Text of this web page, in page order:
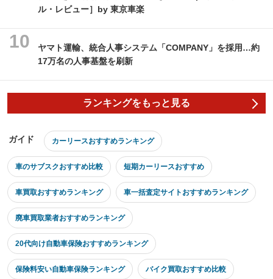
ル・レビュー］by 東京車楽
ヤマト運輸、統合人事システム「COMPANY」を採用…約
17万名の人事基盤を刷新
ランキングをもっと見る
ガイド カーリースおすすめランキング
車のサブスクおすすめ比較 短期カーリースおすすめ
車買取おすすめランキング 車一括査定サイトおすすめランキング
廃車買取業者おすすめランキング
20代向け自動車保険おすすめランキング
保険料安い自動車保険ランキング バイク買取おすすめ比較